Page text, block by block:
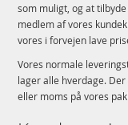
som muligt, og at
medlem af vores
vores i forvejen lave
Vores normale
lager alle hverdage.
eller moms på vores